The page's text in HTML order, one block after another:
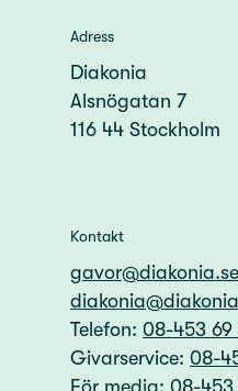
Adress
Diakonia
Alsnögatan 7
116 44 Stockholm
Kontakt
gavor@diakonia.se
Telefon: 08-453 69
Givarservice: 08-